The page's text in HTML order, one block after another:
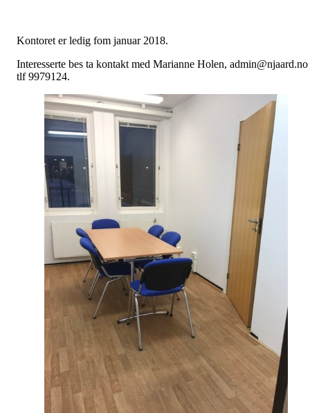
Kontoret er ledig fom januar 2018.
Interesserte bes ta kontakt med Marianne Holen, admin@njaard.no
tlf 9979124.